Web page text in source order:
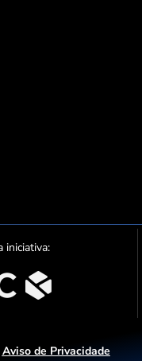
iniciativa:
Aviso de Privacidade